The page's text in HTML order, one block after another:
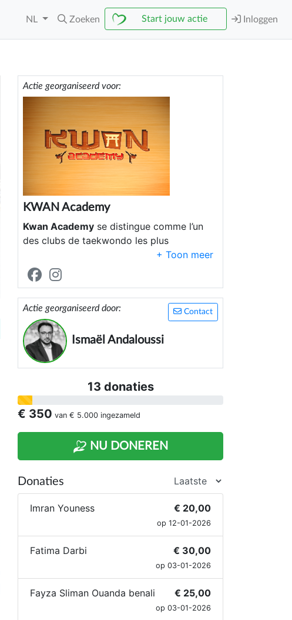
NL Zoeken Start jouw actie Inloggen
Actie georganiseerd voor:
KWAN Academy
Kwan Academy se distingue comme l’un
des clubs de taekwondo les plus
performants de Belgique, avec plus de 150
membres et le titre de champion national
2025.
Contact
Actie georganiseerd door:
Ismaël Andaloussi
13 donaties
€ 350 van € 5.000 ingezameld
NU DONEREN
Donaties
Imran Youness € 20,00
op 12-01-2026
Fatima Darbi € 30,00
op 03-01-2026
Fayza Sliman Ouanda benali € 25,00
op 03-01-2026